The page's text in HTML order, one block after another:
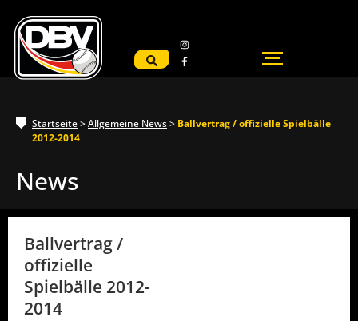
Startseite>Allgemeine News> Ballvertrag / offizielle Spielbälle
2012-2014
News
Ballvertrag /
offizielle
Spielbälle 2012-
2014